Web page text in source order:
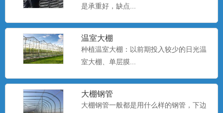
是承重好，缺点...
温室大棚
种植温室大棚：以前期投入较少的日光温
室大棚、单层膜...
大棚钢管
大棚钢管一般都是用什么样的钢管，下边
种植大棚厂家现货
大棚种植是一种种植技术，该技术是一种
科学的种植方式。...